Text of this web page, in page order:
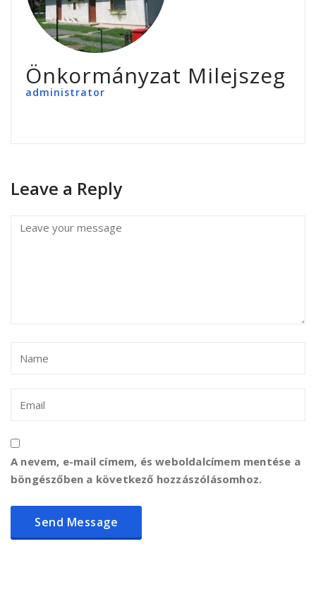
Önkormányzat Milejszeg
administrator
Leave a Reply
A nevem, e-mail címem, és weboldalcímem mentése a
böngészőben a következő hozzászólásomhoz.